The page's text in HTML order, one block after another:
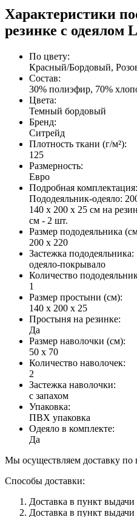
Характеристики
резинке с одеялом
По цвету:
Красный/Бордовый,
Состав:
30% полиэфир, 70%
Цвета:
Темный бордовый
Бренд:
Ситрейд
Плотность ткани (г/м²):
125
Размерность:
Евро
Подробная комплектация:
Пододеяльник-одеяло:
140 х 200 х 25 см на
см - 2 шт.
Размер пододеяльника
200 х 220
Застежка пододеяльника:
одеяло-покрывало
Количество
1
Размер простыни (см):
140 х 200 х 25
Простыня на резинке:
Да
Размер наволочки (см):
50 х 70
Количество наволочек:
2
Застежка наволочки:
с запахом
Упаковка:
ПВХ упаковка
Одеяло в комплекте:
Да
Мы осуществляем доставку по
Способы доставки:
Доставка в пункт
Доставка в пункт